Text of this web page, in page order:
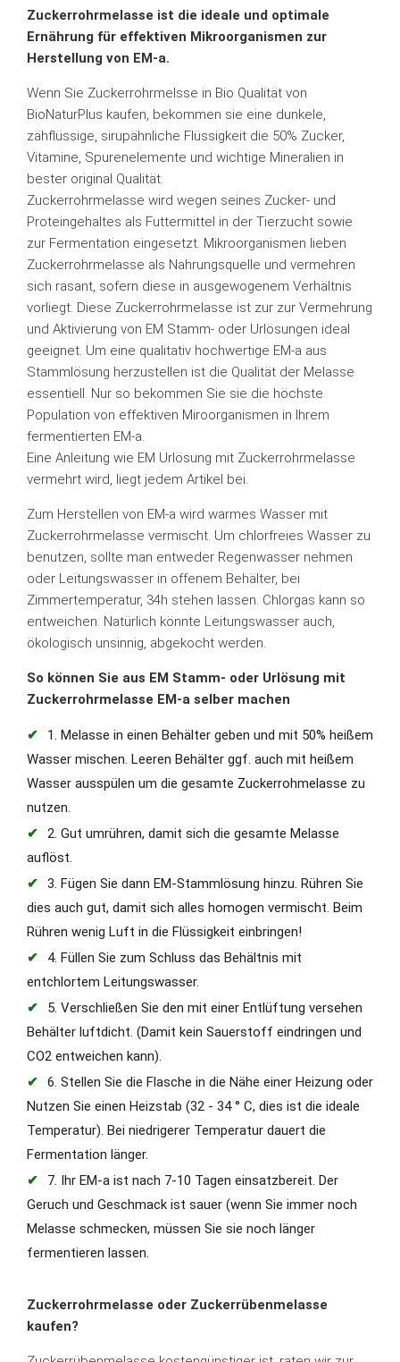
Zuckerrohrmelasse ist die ideale und optimale
Ernährung für effektiven Mikroorganismen zur
Herstellung von EM-a.
Wenn Sie Zuckerrohrmelsse in Bio Qualität von
BioNaturPlus kaufen, bekommen sie eine dunkele,
zähflüssige, sirupähnliche Flüssigkeit die 50% Zucker,
Vitamine, Spurenelemente und wichtige Mineralien in
bester original Qualität.
Zuckerrohrmelasse wird wegen seines Zucker- und
Proteingehaltes als Futtermittel in der Tierzucht sowie
zur Fermentation eingesetzt. Mikroorganismen lieben
Zuckerrohrmelasse als Nahrungsquelle und vermehren
sich rasant, sofern diese in ausgewogenem Verhältnis
vorliegt. Diese Zuckerrohrmelasse ist zur zur Vermehrung
und Aktivierung von EM Stamm- oder Urlösungen ideal
geeignet. Um eine qualitativ hochwertige EM-a aus
Stammlösung herzustellen ist die Qualität der Melasse
essentiell. Nur so bekommen Sie sie die höchste
Population von effektiven Miroorganismen in Ihrem
fermentierten EM-a.
Eine Anleitung wie EM Urlösung mit Zuckerrohrmelasse
vermehrt wird, liegt jedem Artikel bei.
Zum Herstellen von EM-a wird warmes Wasser mit
Zuckerrohrmelasse vermischt. Um chlorfreies Wasser zu
benutzen, sollte man entweder Regenwasser nehmen
oder Leitungswasser in offenem Behälter, bei
Zimmertemperatur, 34h stehen lassen. Chlorgas kann so
entweichen. Natürlich könnte Leitungswasser auch,
ökologisch unsinnig, abgekocht werden.
So können Sie aus EM Stamm- oder Urlösung mit
Zuckerrohrmelasse EM-a selber machen
1. Melasse in einen Behälter geben und mit 50% heißem
Wasser mischen. Leeren Behälter ggf. auch mit heißem
Wasser ausspülen um die gesamte Zuckerrohmelasse zu
nutzen.
2. Gut umrühren, damit sich die gesamte Melasse
auflöst.
3. Fügen Sie dann EM-Stammlösung hinzu. Rühren Sie
dies auch gut, damit sich alles homogen vermischt. Beim
Rühren wenig Luft in die Flüssigkeit einbringen!
4. Füllen Sie zum Schluss das Behältnis mit
entchlortem Leitungswasser.
5. Verschließen Sie den mit einer Entlüftung versehen
Behälter luftdicht. (Damit kein Sauerstoff eindringen und
CO2 entweichen kann).
6. Stellen Sie die Flasche in die Nähe einer Heizung oder
Nutzen Sie einen Heizstab (32 - 34 ° C, dies ist die ideale
Temperatur). Bei niedrigerer Temperatur dauert die
Fermentation länger.
7. Ihr EM-a ist nach 7-10 Tagen einsatzbereit. Der
Geruch und Geschmack ist sauer (wenn Sie immer noch
Melasse schmecken, müssen Sie sie noch länger
fermentieren lassen.
Zuckerrohrmelasse oder Zuckerrübenmelasse
kaufen?